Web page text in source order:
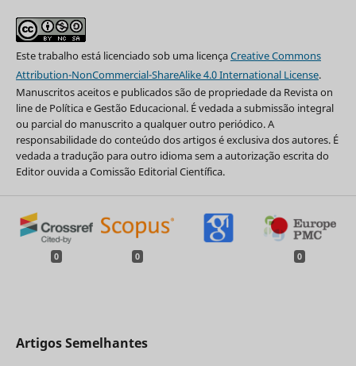
Este trabalho está licenciado sob uma licençaCreative Commons
Attribution-NonCommercial-ShareAlike 4.0 International License.
Manuscritos aceitos e publicados são de propriedade da Revista on
line de Política e Gestão Educacional. É vedada a submissão integral
ou parcial do manuscrito a qualquer outro periódico. A
responsabilidade do conteúdo dos artigos é exclusiva dos autores. É
vedada a tradução para outro idioma sem a autorização escrita do
Editor ouvida a Comissão Editorial Científica.
0 0 0
Artigos Semelhantes